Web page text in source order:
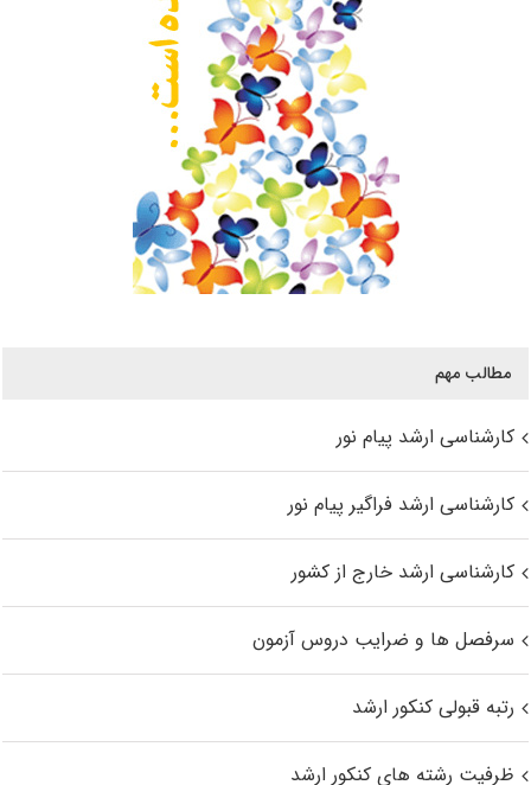
مطالب مهم
کارشناسی ارشد پیام نور
کارشناسی ارشد فراگیر پیام نور
کارشناسی ارشد خارج از کشور
سرفصل ها و ضرایب دروس آزمون
رتبه قبولی کنکور ارشد
ظرفیت رشته های کنکور ارشد